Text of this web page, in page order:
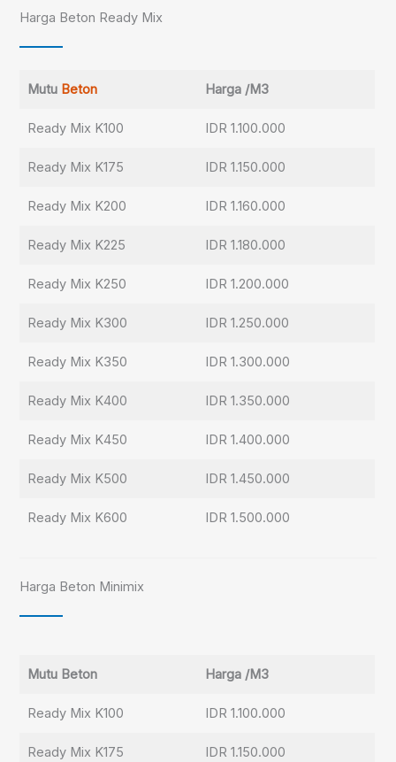
Harga Beton Ready Mix
Mutu Beton Harga /M3
Ready Mix K100 IDR 1.100.000
Ready Mix K175 IDR 1.150.000
Ready Mix K200 IDR 1.160.000
Ready Mix K225 IDR 1.180.000
Ready Mix K250 IDR 1.200.000
Ready Mix K300 IDR 1.250.000
Ready Mix K350 IDR 1.300.000
Ready Mix K400 IDR 1.350.000
Ready Mix K450 IDR 1.400.000
Ready Mix K500 IDR 1.450.000
Ready Mix K600 IDR 1.500.000
Harga Beton Minimix
Mutu Beton Harga /M3
Ready Mix K100 IDR 1.100.000
Ready Mix K175 IDR 1.150.000